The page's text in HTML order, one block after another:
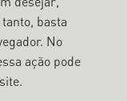
basta
No
ação pode